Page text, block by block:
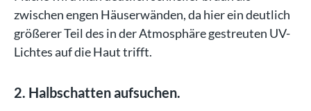
zwischen engen Häuserwänden, da hier ein deutlich
größerer Teil des in der Atmosphäre gestreuten UV-
Lichtes auf die Haut trifft.
2. Halbschatten aufsuchen.